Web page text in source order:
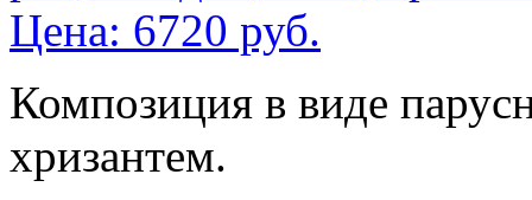
Композиция в виде
хризантем.